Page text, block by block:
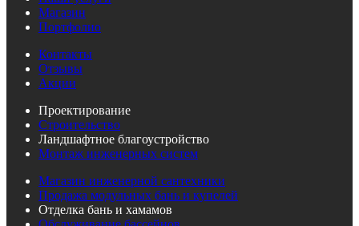
Магазин
Портфолио
Контакты
Отзывы
Акции
Проектирование
Строительство
Ландшафтное благоустройство
Монтаж инженерных систем
Магазин инженерной сантехники
Продажа модульных бань и купелей
Отделка бань и хамамов